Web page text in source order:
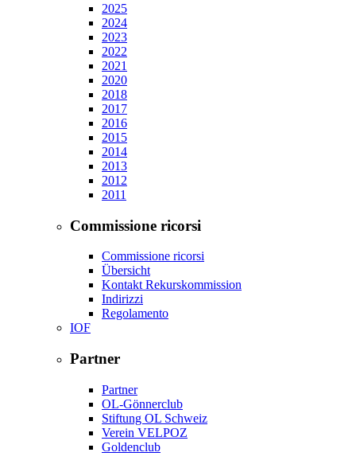
2025
2024
2023
2022
2021
2020
2018
2017
2016
2015
2014
2013
2012
2011
Commissione ricorsi
Commissione ricorsi
Übersicht
Kontakt Rekurskommission
Indirizzi
Regolamento
IOF
Partner
Partner
OL-Gönnerclub
Stiftung OL Schweiz
Verein VELPOZ
Goldenclub